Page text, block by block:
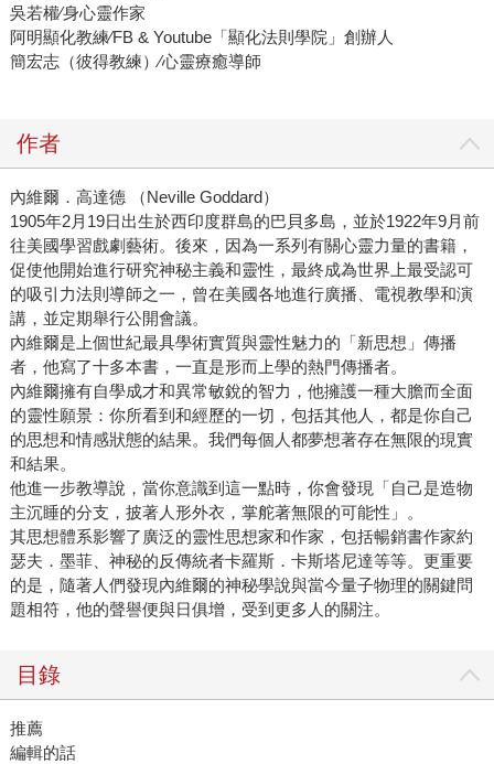
吳若權∕身心靈作家
阿明顯化教練∕FB & Youtube「顯化法則學院」創辦人
簡宏志（彼得教練）∕心靈療癒導師
作者
內維爾．高達德 （Neville Goddard）
1905年2月19日出生於西印度群島的巴貝多島，並於1922年9月前
往美國學習戲劇藝術。後來，因為一系列有關心靈力量的書籍，
促使他開始進行研究神秘主義和靈性，最終成為世界上最受認可
的吸引力法則導師之一，曾在美國各地進行廣播、電視教學和演
講，並定期舉行公開會議。
內維爾是上個世紀最具學術實質與靈性魅力的「新思想」傳播
者，他寫了十多本書，一直是形而上學的熱門傳播者。
內維爾擁有自學成才和異常敏銳的智力，他擁護一種大膽而全面
的靈性願景：你所看到和經歷的一切，包括其他人，都是你自己
的思想和情感狀態的結果。我們每個人都夢想著存在無限的現實
和結果。
他進一步教導說，當你意識到這一點時，你會發現「自己是造物
主沉睡的分支，披著人形外衣，掌舵著無限的可能性」。
其思想體系影響了廣泛的靈性思想家和作家，包括暢銷書作家約
瑟夫．墨菲、神秘的反傳統者卡羅斯．卡斯塔尼達等等。更重要
的是，隨著人們發現內維爾的神秘學說與當今量子物理的關鍵問
題相符，他的聲譽便與日俱增，受到更多人的關注。
目錄
推薦
編輯的話